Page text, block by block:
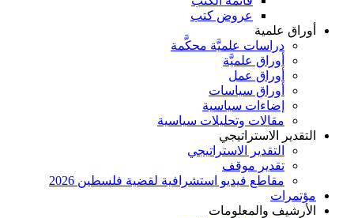
عروض كتب
أوراق علمية
دراسات علميَّة محكَّمة
أوراق علميَّة
أوراق عمل
أوراق سياسات
إضاءات سياسية
مقالات وتحليلات سياسية
التقدير الاستراتيجي
التقدير الاستراتيجي
تقدير موقف
مقاطع فيديو استشرافية لقضية فلسطين 2026
مؤتمرات
الأرشيف والمعلومات